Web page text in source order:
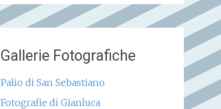
Gallerie Fotografiche
Palio di San Sebastiano
Fotografie di Gianluca